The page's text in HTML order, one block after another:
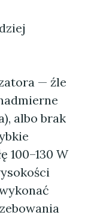
— źle
albo brak
100–130 W